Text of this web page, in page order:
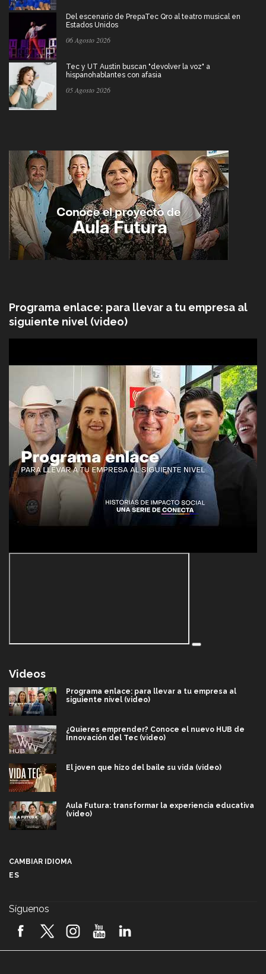
Del escenario de PrepaTec Qro al teatro musical en
Estados Unidos
06 Agosto 2026
Tec y UT Austin buscan "devolver la voz" a
hispanohablantes con afasia
05 Agosto 2026
Programa enlace: para llevar a tu empresa al
siguiente nivel (video)
Videos
Programa enlace: para llevar a tu empresa al
siguiente nivel (video)
¿Quieres emprender? Conoce el nuevo HUB de
Innovación del Tec (video)
El joven que hizo del baile su vida (video)
Aula Futura: transformar la experiencia educativa
(video)
2026! (video)
CAMBIAR IDIOMA
ES
Síguenos